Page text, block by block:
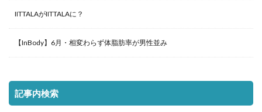
IITTALAがIITTALAに？
【InBody】6月・相変わらず体脂肪率が男性並み
記事内検索